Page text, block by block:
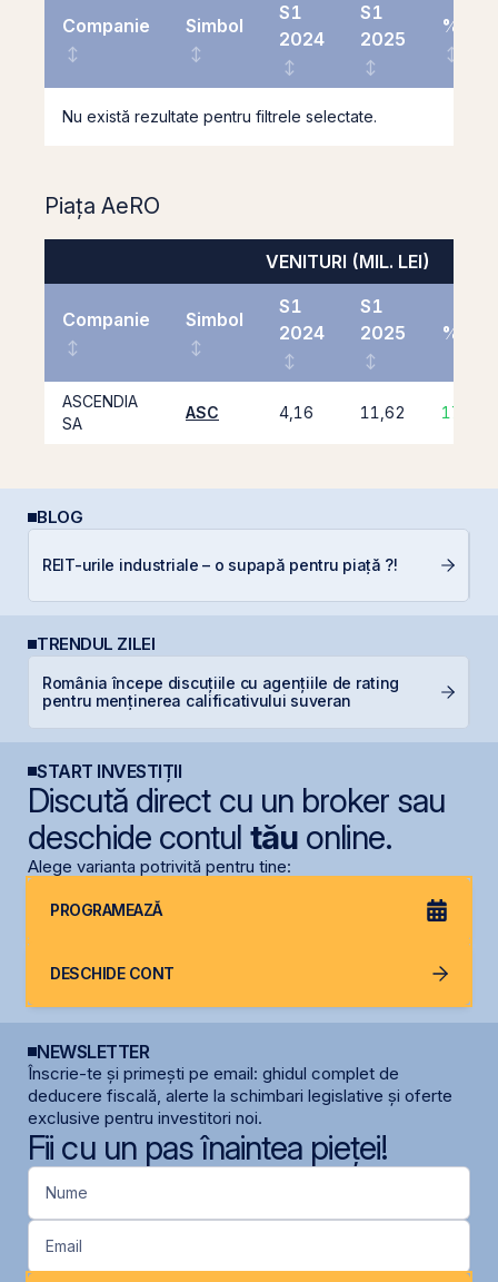
Companie Simbol
S1
2024
S1
2025
%
Nu există rezultate pentru filtrele selectate.
Piața AeRO
VENITURI (MIL. LEI)
Companie Simbol
S1
2024
S1
2025
%
ASCENDIA
SA
ASC 4,16 11,62
BLOG
REIT-urile industriale – o supapă pentru piață ?!
TRENDUL ZILEI
România începe discuțiile cu agențiile de rating
pentru menținerea calificativului suveran
START INVESTIȚII
Discută direct cu un broker sau
deschide contul tăuonline.
Alege varianta potrivită pentru tine:
PROGRAMEAZĂ
DESCHIDE CONT
NEWSLETTER
Înscrie-te și primești pe email: ghidul complet de
deducere fiscală, alerte la schimbari legislative și oferte
exclusive pentru investitori noi.
Fii cu un pas înaintea pieței!
Nume
Email